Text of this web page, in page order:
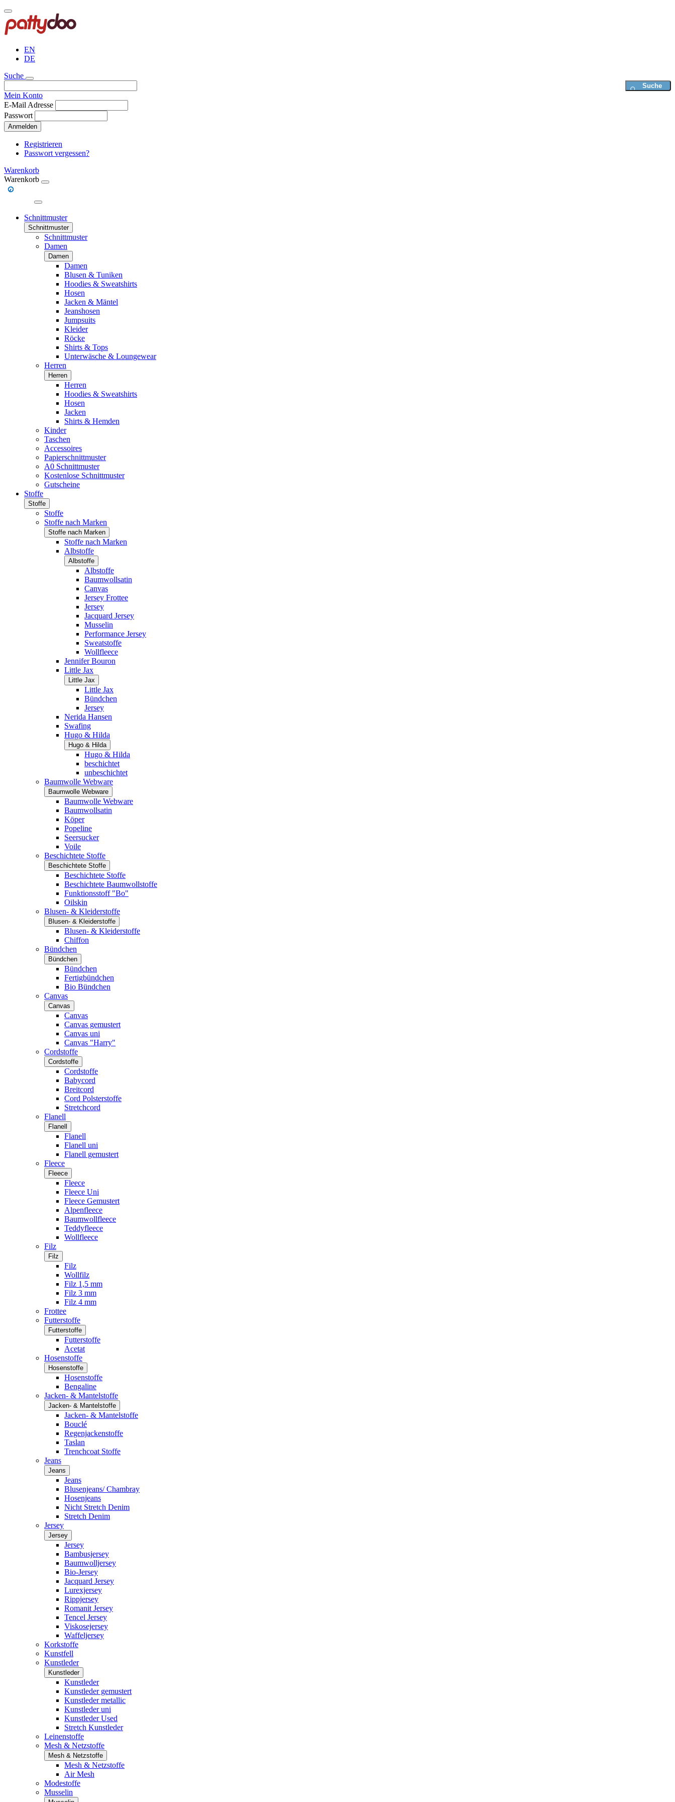
Direkt
zum
Inhalt
EN
DE
Suche
Mein Konto
E-Mail Adresse
Passwort
Anmelden
Registrieren
Passwort vergessen?
Warenkorb
Warenkorb
Schnittmuster
Schnittmuster
Schnittmuster
Damen
Damen
Damen
Blusen & Tuniken
Hoodies & Sweatshirts
Hosen
Jacken & Mäntel
Jeanshosen
Jumpsuits
Kleider
Röcke
Shirts & Tops
Unterwäsche & Loungewear
Herren
Herren
Herren
Hoodies & Sweatshirts
Hosen
Jacken
Shirts & Hemden
Kinder
Taschen
Accessoires
Papierschnittmuster
A0 Schnittmuster
Kostenlose Schnittmuster
Gutscheine
Stoffe
Stoffe
Stoffe
Stoffe nach Marken
Stoffe nach Marken
Stoffe nach Marken
Albstoffe
Albstoffe
Albstoffe
Baumwollsatin
Canvas
Jersey Frottee
Jersey
Jacquard Jersey
Musselin
Performance Jersey
Sweatstoffe
Wollfleece
Jennifer Bouron
Little Jax
Little Jax
Little Jax
Bündchen
Jersey
Nerida Hansen
Swafing
Hugo & Hilda
Hugo & Hilda
Hugo & Hilda
beschichtet
unbeschichtet
Baumwolle Webware
Baumwolle Webware
Baumwolle Webware
Baumwollsatin
Köper
Popeline
Seersucker
Voile
Beschichtete Stoffe
Beschichtete Stoffe
Beschichtete Stoffe
Beschichtete Baumwollstoffe
Funktionsstoff "Bo"
Oilskin
Blusen- & Kleiderstoffe
Blusen- & Kleiderstoffe
Blusen- & Kleiderstoffe
Chiffon
Bündchen
Bündchen
Bündchen
Fertigbündchen
Bio Bündchen
Canvas
Canvas
Canvas
Canvas gemustert
Canvas uni
Canvas "Harry"
Cordstoffe
Cordstoffe
Cordstoffe
Babycord
Breitcord
Cord Polsterstoffe
Stretchcord
Flanell
Flanell
Flanell
Flanell uni
Flanell gemustert
Fleece
Fleece
Fleece
Fleece Uni
Fleece Gemustert
Alpenfleece
Baumwollfleece
Teddyfleece
Wollfleece
Filz
Filz
Filz
Wollfilz
Filz 1,5 mm
Filz 3 mm
Filz 4 mm
Frottee
Futterstoffe
Futterstoffe
Futterstoffe
Acetat
Hosenstoffe
Hosenstoffe
Hosenstoffe
Bengaline
Jacken- & Mantelstoffe
Jacken- & Mantelstoffe
Jacken- & Mantelstoffe
Bouclé
Regenjackenstoffe
Taslan
Trenchcoat Stoffe
Jeans
Jeans
Jeans
Blusenjeans/ Chambray
Hosenjeans
Nicht Stretch Denim
Stretch Denim
Jersey
Jersey
Jersey
Bambusjersey
Baumwolljersey
Bio-Jersey
Jacquard Jersey
Lurexjersey
Rippjersey
Romanit Jersey
Tencel Jersey
Viskosejersey
Waffeljersey
Korkstoffe
Kunstfell
Kunstleder
Kunstleder
Kunstleder
Kunstleder gemustert
Kunstleder metallic
Kunstleder uni
Kunstleder Used
Stretch Kunstleder
Leinenstoffe
Mesh & Netzstoffe
Mesh & Netzstoffe
Mesh & Netzstoffe
Air Mesh
Modestoffe
Musselin